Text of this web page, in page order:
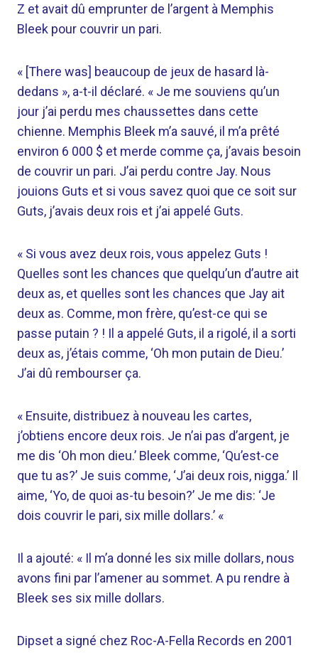
Z et avait dû emprunter de l’argent à Memphis
Bleek pour couvrir un pari.
« [There was] beaucoup de jeux de hasard là-
dedans », a-t-il déclaré. « Je me souviens qu’un
jour j’ai perdu mes chaussettes dans cette
chienne. Memphis Bleek m’a sauvé, il m’a prêté
environ 6 000 $ et merde comme ça, j’avais besoin
de couvrir un pari. J’ai perdu contre Jay. Nous
jouions Guts et si vous savez quoi que ce soit sur
Guts, j’avais deux rois et j’ai appelé Guts.
« Si vous avez deux rois, vous appelez Guts !
Quelles sont les chances que quelqu’un d’autre ait
deux as, et quelles sont les chances que Jay ait
deux as. Comme, mon frère, qu’est-ce qui se
passe putain ? ! Il a appelé Guts, il a rigolé, il a sorti
deux as, j’étais comme, ‘Oh mon putain de Dieu.’
J’ai dû rembourser ça.
« Ensuite, distribuez à nouveau les cartes,
j’obtiens encore deux rois. Je n’ai pas d’argent, je
me dis ‘Oh mon dieu.’ Bleek comme, ‘Qu’est-ce
que tu as?’ Je suis comme, ‘J’ai deux rois, nigga.’ Il
aime, ‘Yo, de quoi as-tu besoin?’ Je me dis: ‘Je
dois couvrir le pari, six mille dollars.’ «
Il a ajouté: « Il m’a donné les six mille dollars, nous
avons fini par l’amener au sommet. A pu rendre à
Bleek ses six mille dollars.
Dipset a signé chez Roc-A-Fella Records en 2001